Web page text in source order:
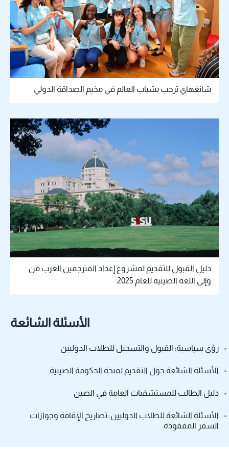
شانغهاي ترحب بشباب العالم في مخيم الصداقة الدولي
دليل القبول للتقديم لمشروع إعداد المترجمين العرب من
وإلى اللغة الصينية للعام 2025
الأسئلة الشائعة
رؤى سياسية: القبول والتسجيل للطلاب الدوليين
الأسئلة الشائعة حول التقديم لمنحة الحكومة الصينية
دليل الطالب للمستشفيات العامة في الصين
الأسئلة الشائعة للطلاب الدوليين: تصاريح الإقامة وجوازات
السفر المفقودة